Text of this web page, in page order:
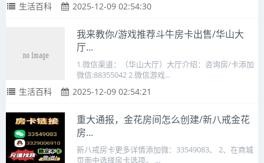
生活百科 2025-12-09 02:54:30
我来教你/游戏推荐斗牛房卡出售/华山大
厅...
1.微信渠道：（华山大厅）大厅介绍：咨询房/卡添加
微信:88355042 2.微信游戏...
生活百科 2025-12-09 02:54:21
重大通报，金花房间怎么创建/新八戒金花
房...
新八戒房卡更多详情添加微：33549083、 2、在商城
页面中选择房卡选项。 ...